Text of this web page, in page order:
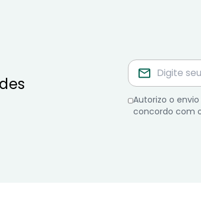
Autorizo o
concordo com